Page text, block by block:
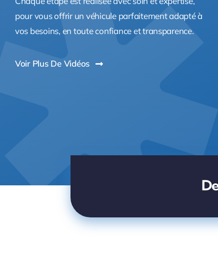
pour vous offrir un véhicule parfaitement adapté à
vos besoins, en toute confiance et transparence.
Voir Plus De Vidéos